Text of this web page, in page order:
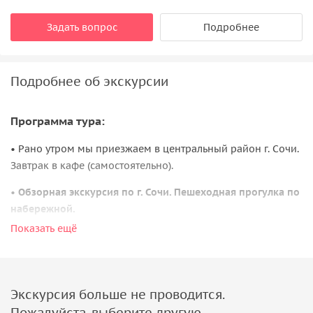
Задать вопрос Подробнее
Подробнее об экскурсии
Программа тура:
• Рано утром мы приезжаем в центральный район г. Сочи.
Завтрак в кафе (самостоятельно).
• Обзорная экскурсия по г. Сочи. Пешеходная прогулка по
набережной.
Храм нерукотворного образа Христа Cпасителя.
византийского храма VIII-IX веков! В алтаре, под полом
Показать ещё
Экскурсия больше не проводится.